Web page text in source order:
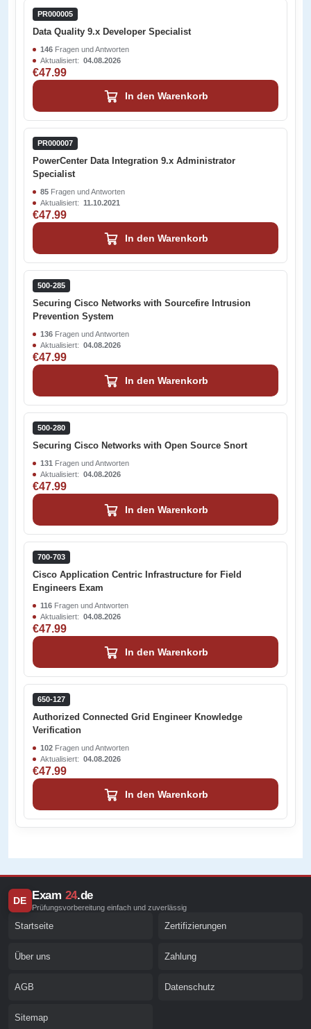
PR000005
Data Quality 9.x Developer Specialist
146 Fragen und Antworten
Aktualisiert: 04.08.2026
€47.99
In den Warenkorb
PR000007
PowerCenter Data Integration 9.x Administrator
Specialist
85 Fragen und Antworten
Aktualisiert: 11.10.2021
€47.99
In den Warenkorb
500-285
Securing Cisco Networks with Sourcefire Intrusion
Prevention System
136 Fragen und Antworten
Aktualisiert: 04.08.2026
€47.99
In den Warenkorb
500-280
Securing Cisco Networks with Open Source Snort
131 Fragen und Antworten
Aktualisiert: 04.08.2026
€47.99
In den Warenkorb
700-703
Cisco Application Centric Infrastructure for Field
Engineers Exam
116 Fragen und Antworten
Aktualisiert: 04.08.2026
€47.99
In den Warenkorb
650-127
Authorized Connected Grid Engineer Knowledge
Verification
102 Fragen und Antworten
Aktualisiert: 04.08.2026
€47.99
In den Warenkorb
DE Exam 24.de
Prüfungsvorbereitung einfach und zuverlässig
Startseite Zertifizierungen
Über uns Zahlung
AGB Datenschutz
Sitemap